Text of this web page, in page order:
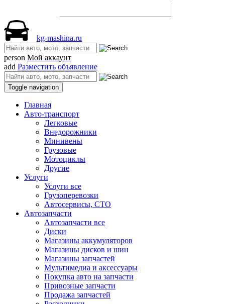
kg-mashina.ru
person Мой аккаунт
add Разместить объявление
Toggle navigation
Главная
Авто-транспорт
Легковые
Внедорожники
Минивены
Грузовые
Мотоциклы
Другие
Услуги
Услуги все
Грузоперевозки
Автосервисы, СТО
Автозапчасти
Автозапчасти все
Диски
Магазины аккумуляторов
Магазины дисков и шин
Магазины запчастей
Мультимедиа и аксессуары
Покупка авто на запчасти
Привозные запчасти
Продажа запчастей